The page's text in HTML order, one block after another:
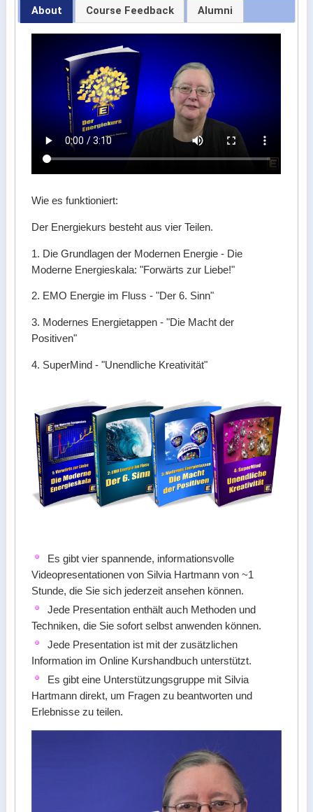
About Course Feedback Alumni
Wie es funktioniert:
Der Energiekurs besteht aus vier Teilen.
1. Die Grundlagen der Modernen Energie - Die
Moderne Energieskala: "Forwärts zur Liebe!"
2. EMO Energie im Fluss - "Der 6. Sinn"
3. Modernes Energietappen - "Die Macht der
Positiven"
4. SuperMind - "Unendliche Kreativität"
Es gibt vier spannende, informationsvolle
Videopresentationen von Silvia Hartmann von ~1
Stunde, die Sie sich jederzeit ansehen können.
Jede Presentation enthält auch Methoden und
Techniken, die Sie sofort selbst anwenden können.
Jede Presentation ist mit der zusätzlichen
Information im Online Kurshandbuch unterstützt.
Es gibt eine Unterstützungsgruppe mit Silvia
Hartmann direkt, um Fragen zu beantworten und
Erlebnisse zu teilen.